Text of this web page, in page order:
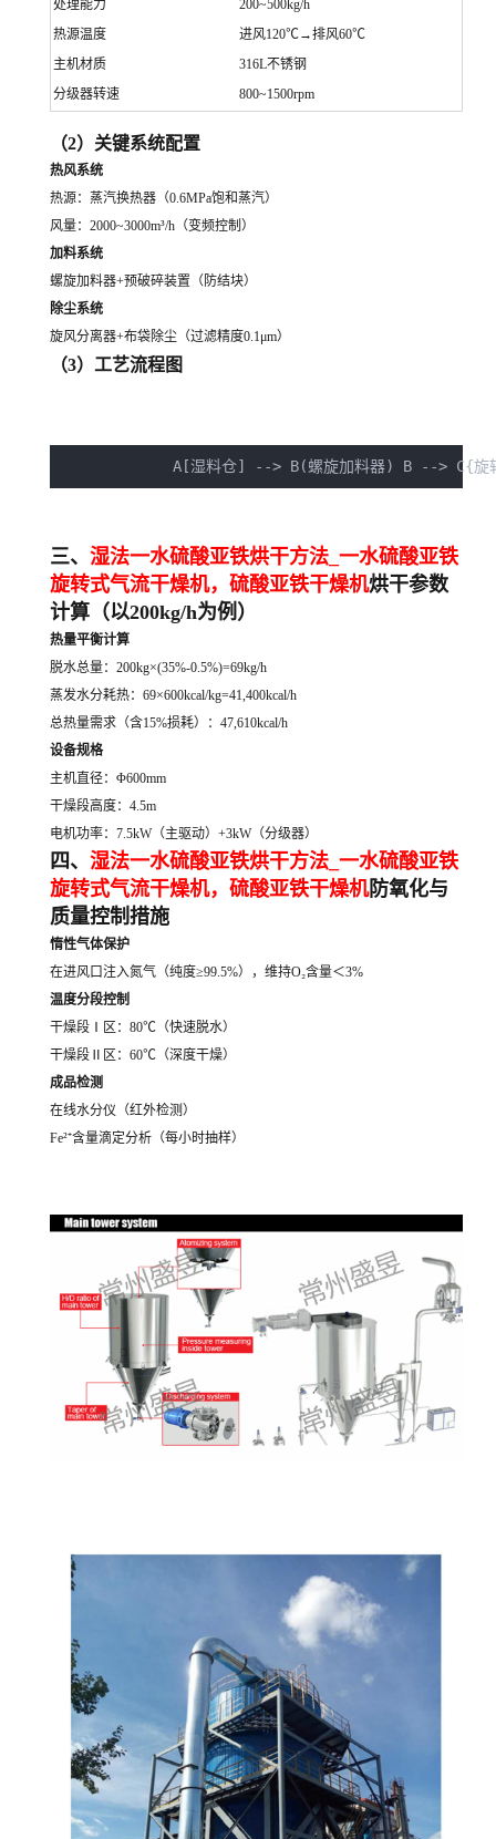
处理能力
200~500kg/h
热源温度
进风120℃→排风60℃
主机材质
316L不锈钢
分级器转速
800~1500rpm
（2）关键系统配置
热风系统
热源：蒸汽换热器（0.6MPa饱和蒸汽）
风量：2000~3000m³/h（变频控制）
加料系统
螺旋加料器+预破碎装置（防结块）
除尘系统
旋风分离器+布袋除尘（过滤精度0.1μm）
（3）工艺流程图
A[湿料仓] --> B(螺旋加料器) B --> C{旋
三、 湿法一水硫酸亚铁烘干方法_一水硫酸亚铁
旋转式气流干燥机， 硫酸亚铁干燥机烘干参数
计算（以200kg/h为例）
热量平衡计算
脱水总量：200kg×(35%-0.5%)=69kg/h
蒸发水分耗热：69×600kcal/kg=41,400kcal/h
总热量需求（含15%损耗）：47,610kcal/h
设备规格
主机直径：Φ600mm
干燥段高度：4.5m
电机功率：7.5kW（主驱动）+3kW（分级器）
四、 湿法一水硫酸亚铁烘干方法_一水硫酸亚铁
旋转式气流干燥机， 硫酸亚铁干燥机防氧化与
质量控制措施
惰性气体保护
在进风口注入氮气（纯度≥99.5%），维持O₂含量＜3%
温度分段控制
干燥段Ⅰ区：80℃（快速脱水）
干燥段Ⅱ区：60℃（深度干燥）
成品检测
在线水分仪（红外检测）
Fe²⁺含量滴定分析（每小时抽样）